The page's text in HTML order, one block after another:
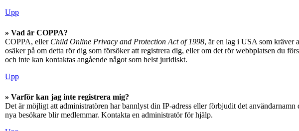
Upp
» Vad är COPPA?
COPPA, eller Child Online Privacy and Protection Act of 1998, är en lag i USA som kräver
osäker på om detta rör dig som försöker att registrera dig, eller om det rör webbplatsen du
och inte kan kontaktas angående något som helst juridiskt.
Upp
» Varför kan jag inte registrera mig?
Det är möjligt att administratören har bannlyst din IP-adress eller förbjudit det
nya besökare blir medlemmar. Kontakta en administratör för hjälp.